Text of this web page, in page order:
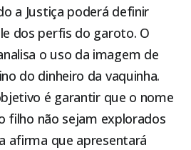
a Justiça poderá definir
dos perfis do garoto. O
o uso da imagem de
do dinheiro da vaquinha.
é garantir que o nome
filho não sejam explorados
afirma que apresentará